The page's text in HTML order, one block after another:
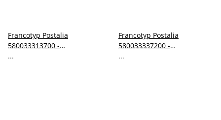
Francotyp Postalia
580033313700 -
Tintenkartuschen (2 Stk.=1
...
Francotyp Postalia
580033337200 -
Tintenkartuschen (2 Stk.=1
...